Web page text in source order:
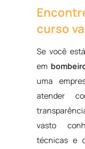
curso
Se você
em
uma
atender
vasto
técnicas e